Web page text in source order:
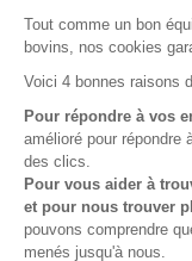
Tout comme un bon
bovins, nos cookies
Voici 4 bonnes raisons
Pour répondre à vos
amélioré pour répondre
des clics.
Pour vous aider à
et pour nous trouver
pouvons comprendre
menés jusqu'à nous.
Produits
Notre société